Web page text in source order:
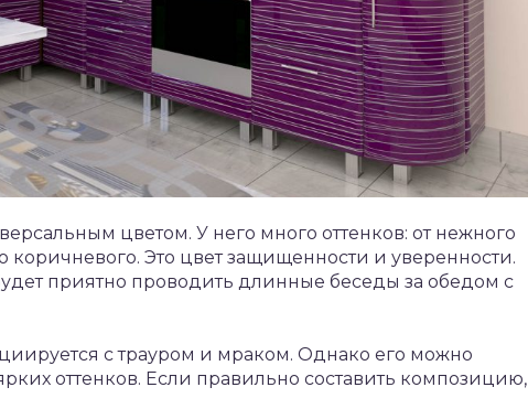
цветом. У него много оттенков: от нежного
коричневого. Это цвет защищенности и уверенности.
приятно проводить длинные беседы за обедом с
с трауром и мраком. Однако его можно
оттенков. Если правильно составить композицию,